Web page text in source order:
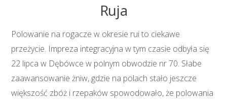
Ruja
Polowanie na rogacze w okresie rui to ciekawe
przeżycie. Impreza integracyjna w tym czasie odbyła się
22 lipca w Dębówce w polnym obwodzie nr 70. Słabe
zaawansowanie żniw, gdzie na polach stało jeszcze
większość zbóż i rzepaków spowodowało, że polowania